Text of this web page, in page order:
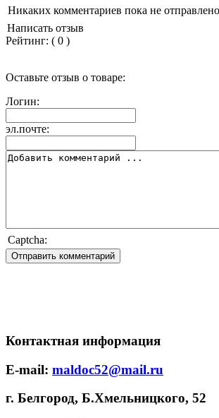
Никаких комментариев пока не
Написать отзыв
Рейтинг: ( 0 )
Оставьте отзыв о товаре:
Логин:
эл.почте:
Captcha:
Контактная информация
E-mail: maldoc52@mail.ru
г. Белгород, Б.Хмельницкого, 52